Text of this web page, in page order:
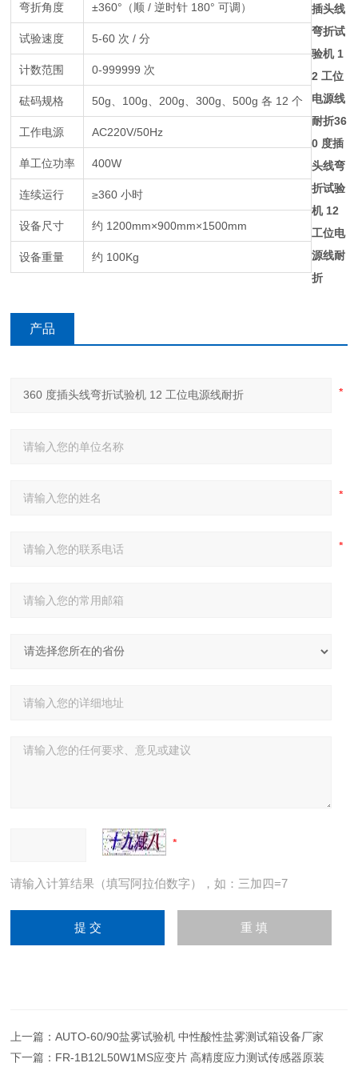
弯折角度 ±360°（顺 / 逆时针 180° 可调）
试验速度 5-60 次 / 分
计数范围 0-999999 次
砝码规格 50g、100g、200g、300g、500g 各 12 个
工作电源 AC220V/50Hz
单工位功率 400W
连续运行 ≥360 小时
设备尺寸 约 1200mm×900mm×1500mm
设备重量 约 100Kg
插头线
弯折试
验机 1
2 工位
电源线
耐折36
0 度插
头线弯
折试验
机 12
工位电
源线耐
折
产品
请输入计算结果（填写阿拉伯数字），如：三加四=7
上一篇：AUTO-60/90盐雾试验机 中性酸性盐雾测试箱设备厂家
下一篇： FR-1B12L50W1MS应变片 高精度应力测试传感器原装